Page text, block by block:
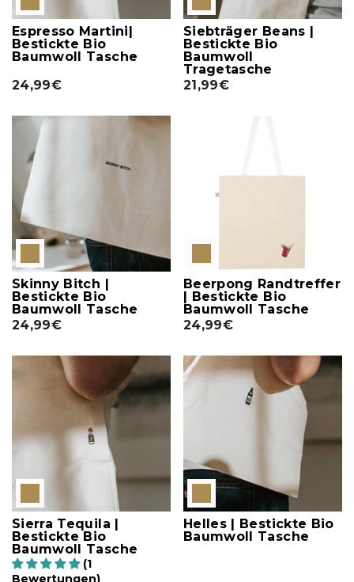
Espresso Martini|
Bestickte Bio
Baumwoll Tasche
24,99€
Siebträger Beans |
Bestickte Bio
Baumwoll
Tragetasche
21,99€
Skinny Bitch |
Bestickte Bio
Baumwoll Tasche
24,99€
Beerpong Randtreffer
| Bestickte Bio
Baumwoll Tasche
24,99€
Sierra Tequila |
Bestickte Bio
Baumwoll Tasche
(1
Bewertungen)
Helles | Bestickte Bio
Baumwoll Tasche